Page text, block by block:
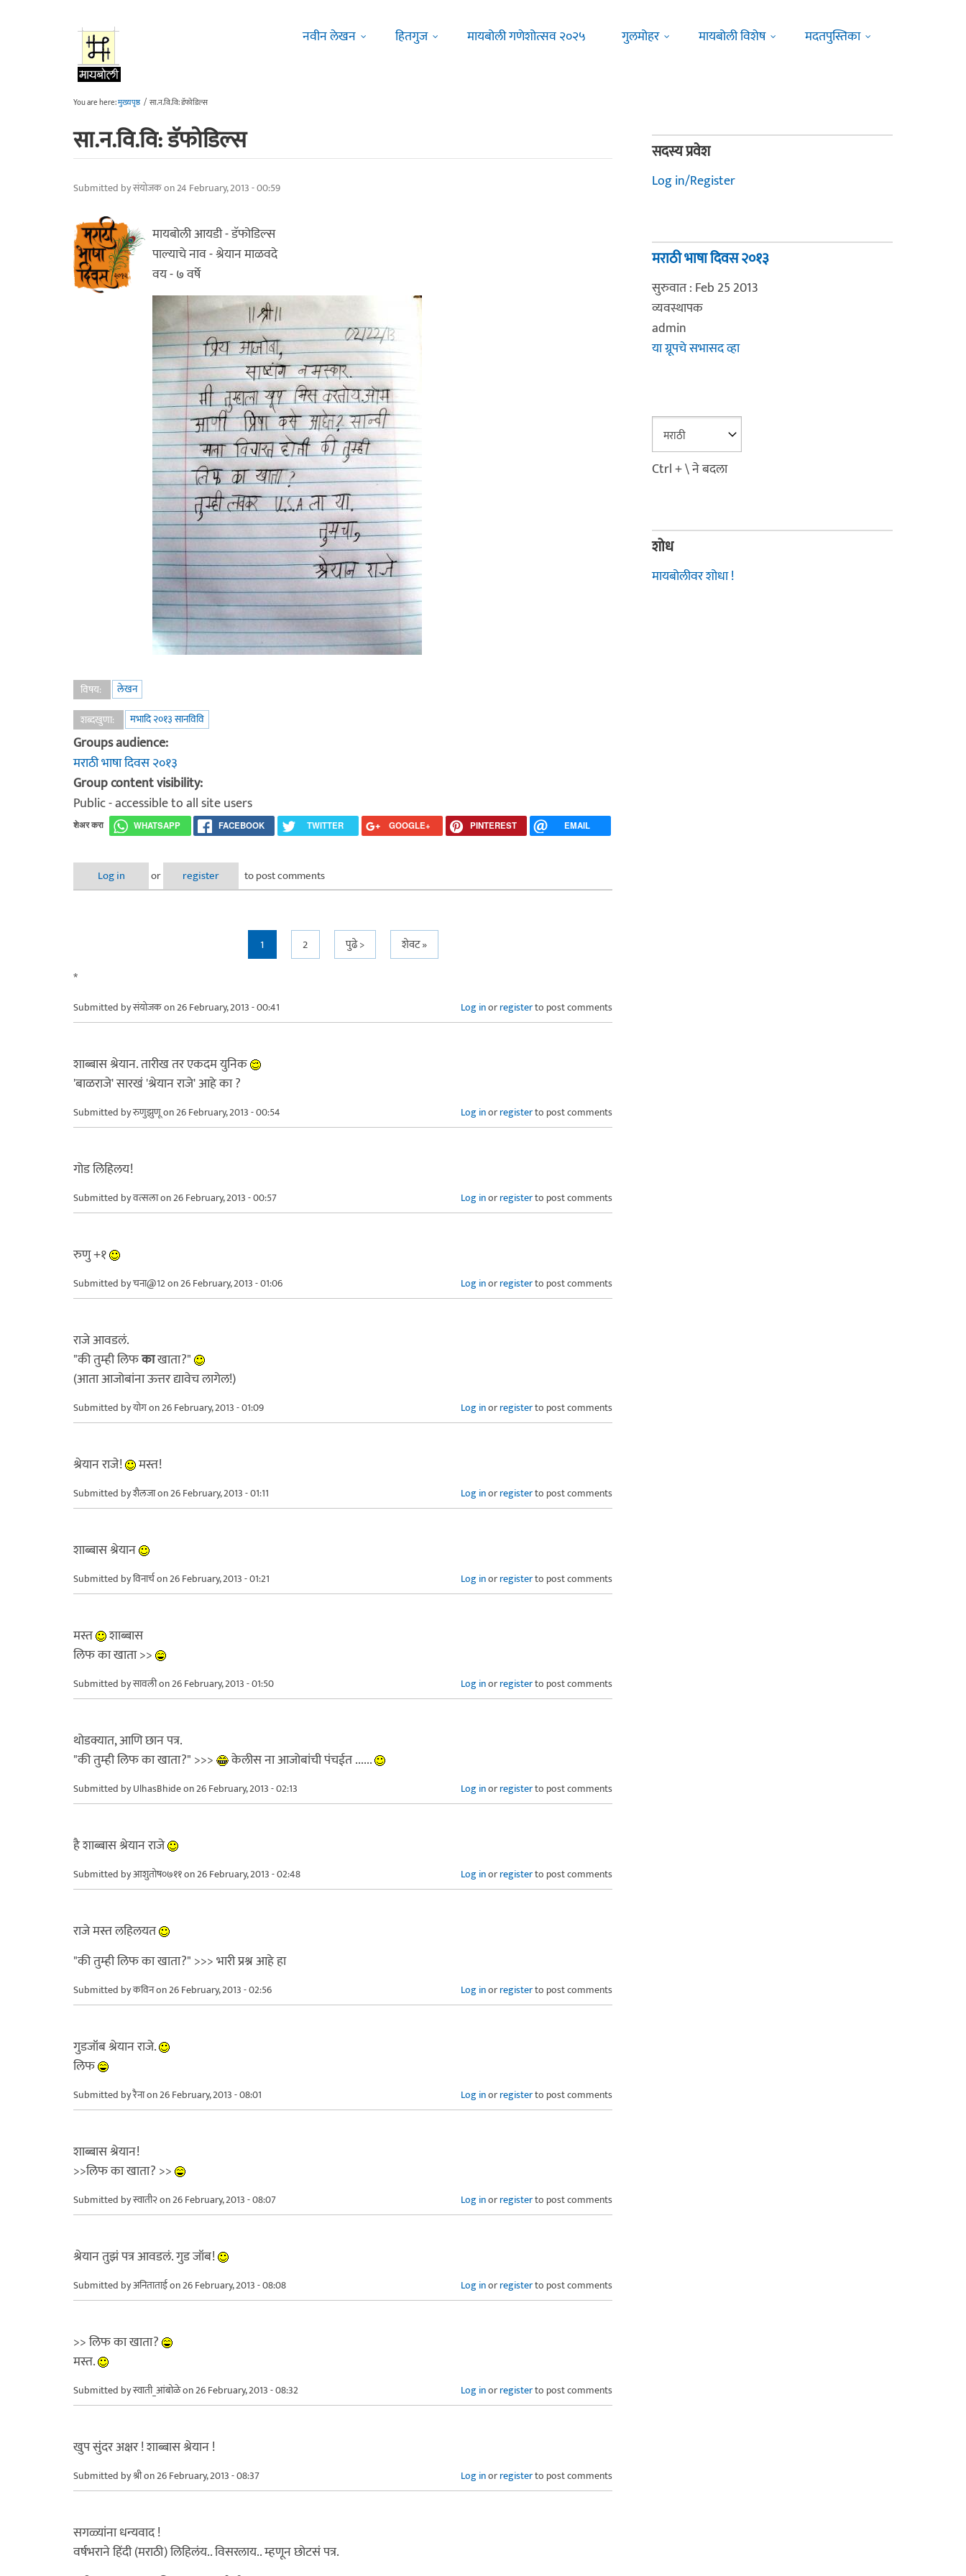
नवीन लेखन
हितगुज मायबोली गणेशोत्सव २०२५ गुलमोहर मायबोली विशेष मदतपुस्तिका
You are here:मुख्यपृष्ठ / सा.न.वि.वि: डॅफोडिल्स
सा.न.वि.वि: डॅफोडिल्स
Submitted byसंयोजकon 24 February, 2013 - 00:59
मायबोली आयडी - डॅफोडिल्स
पाल्याचे नाव - श्रेयान माळवदे
वय - ७ वर्षे
विषय:
लेखन
शब्दखुणा:
मभादि २०१३ सानविवि
Groups audience:
मराठी भाषा दिवस २०१३
Group content visibility:
Public - accessible to all site users
शेअर करा WHATSAPP FACEBOOK TWITTER GOOGLE+ PINTEREST EMAIL
Log in or register to post comments
1 2 पुढे > शेवट »
*
Submitted byसंयोजकon 26 February, 2013 - 00:41 Log inorregisterto post comments
शाब्बास श्रेयान. तारीख तर एकदम युनिक
'बाळराजे' सारखं 'श्रेयान राजे' आहे का ?
Submitted byरुणुझुणूon 26 February, 2013 - 00:54 Log inorregisterto post comments
गोड लिहिलय!
Submitted byवत्सलाon 26 February, 2013 - 00:57 Log inorregisterto post comments
रुणु +१
Submitted byचना@12on 26 February, 2013 - 01:06 Log inorregisterto post comments
राजे आवडलं.
"की तुम्ही लिफकाखाता?"
(आता आजोबांना ऊत्तर द्यावेच लागेल!)
Submitted byयोगon 26 February, 2013 - 01:09 Log inorregisterto post comments
श्रेयान राजे! मस्त!
Submitted byशैलजाon 26 February, 2013 - 01:11 Log inorregisterto post comments
शाब्बास श्रेयान
Submitted byविनार्चon 26 February, 2013 - 01:21 Log inorregisterto post comments
मस्त
शाब्बास
लिफ का खाता >>
Submitted byसावलीon 26 February, 2013 - 01:50 Log inorregisterto post comments
थोडक्यात, आणि छान पत्र.
"की तुम्ही लिफ का खाता?" >>>
केलीस ना आजोबांची पंचईत ......
Submitted byUlhasBhideon 26 February, 2013 - 02:13 Log inorregisterto post comments
है शाब्बास श्रेयान राजे
Submitted byआशुतोष०७११on 26 February, 2013 - 02:48 Log inorregisterto post comments
राजे मस्त लहिलयत
"की तुम्ही लिफ का खाता?" >>> भारी प्रश्न आहे हा
Submitted byकविनon 26 February, 2013 - 02:56 Log inorregisterto post comments
गुडजॉब श्रेयान राजे.
लिफ
Submitted byरैनाon 26 February, 2013 - 08:01 Log inorregisterto post comments
शाब्बास श्रेयान!
>>लिफ का खाता? >>
Submitted byस्वाती२on 26 February, 2013 - 08:07 Log inorregisterto post comments
श्रेयान तुझं पत्र आवडलं. गुड जॉब!
Submitted byअनिताताईon 26 February, 2013 - 08:08 Log inorregisterto post comments
>> लिफ का खाता?
मस्त.
Submitted byस्वाती_आंबोळेon 26 February, 2013 - 08:32 Log inorregisterto post comments
खुप सुंदर अक्षर ! शाब्बास श्रेयान !
Submitted byश्रीon 26 February, 2013 - 08:37 Log inorregisterto post comments
सगळ्यांना धन्यवाद !
वर्षभराने हिंदी (मराठी) लिहिलंय.. विसरलाय.. म्हणून छोटसं पत्र.
सदस्य प्रवेश
Log in/Register
मराठी भाषा दिवस २०१३
सुरुवात : Feb 25 2013
व्यवस्थापक
admin
या ग्रूपचे सभासद व्हा
Ctrl + \ ने बदला
शोध
मायबोलीवर शोधा !